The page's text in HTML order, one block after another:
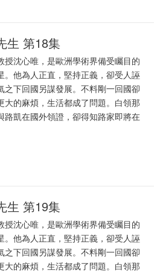
生 第18集
授沈心唯，是歐洲學術界備受矚目的
。他為人正直，堅持正義，卻受人誣
之下回國另謀發展。不料剛一回國卻
大的麻煩，生活都成了問題。白領那
路凱在國外領證，卻得知路家即將在
生 第19集
授沈心唯，是歐洲學術界備受矚目的
。他為人正直，堅持正義，卻受人誣
之下回國另謀發展。不料剛一回國卻
大的麻煩，生活都成了問題。白領那